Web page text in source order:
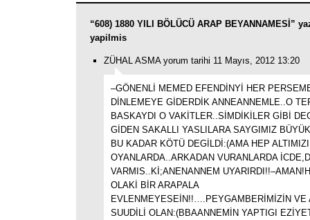
“608) 1880 YILI BÖLÜCÜ ARAP BEYANNAMESİ”
yapilmis
ZÜHAL ASMA yorum tarihi 11 Mayıs, 2012 13:20
–GÖNENLİ MEMED EFENDİNYİ HER
DİNLEMEYE GİDERDİK ANNEANNEMLE..O
BASKAYDI O VAKİTLER..SİMDİKİLER GİBİ
GİDEN SAKALLI YASLILARA SAYGIMIZ
BU KADAR KÖTÜ DEGİLDİ:(AMA HEP ALTIMIZI
OYANLARDA..ARKADAN VURANLARDA
VARMIS..Kİ;ANENANNEM
OLAKİ BİR ARAPALA
EVLENMEYESEİN!!….PEYGAMBERİMİZİN VE
SUUDİLİ OLAN:(BBAANNEMİN YAPTIGI